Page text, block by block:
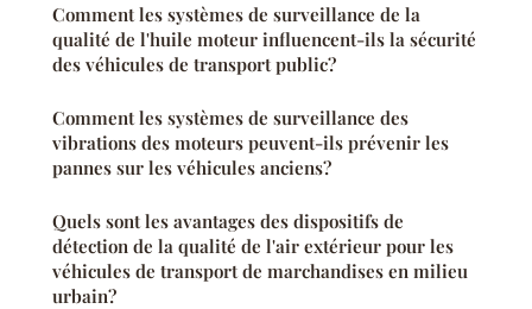
Comment les systèmes de surveillance de la
qualité de l'huile moteur influencent-ils la sécurité
des véhicules de transport public?
Comment les systèmes de surveillance des
vibrations des moteurs peuvent-ils prévenir les
pannes sur les véhicules anciens?
Quels sont les avantages des dispositifs de
détection de la qualité de l'air extérieur pour les
véhicules de transport de marchandises en milieu
urbain?